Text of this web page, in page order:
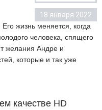
18 января 2022
жизнь меняется, когда
человека, спящего
желания Андре и
которые и так уже
качестве HD